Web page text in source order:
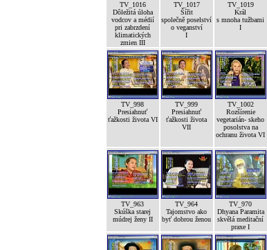
TV_1016
Dôležitá úloha
vodcov a médií
pri zabrzdení
klimatických
zmien III
TV_1017
Šířit
společně poselství
o veganství
I
TV_1019
Král
s mnoha tužbami
I
TV_998
Presiahnuť
ťažkosti života VI
TV_999
Presiahnuť
ťažkosti života
VII
TV_1002
Rozšírenie
vegetarián- skeho
posolstva na
ochranu života VI
TV_963
Skúška starej
múdrej ženy II
TV_964
Tajomstvo ako
byť dobrou ženou
TV_970
Dhyana Paramita
skvělá meditační
praxe I